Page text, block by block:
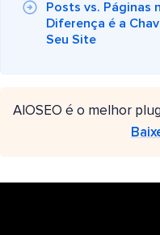
Posts vs. Páginas
Diferença é a
Seu Site
AIOSEO é o melhor